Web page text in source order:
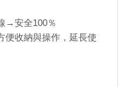
→安全100％
便收納與操作，延長使